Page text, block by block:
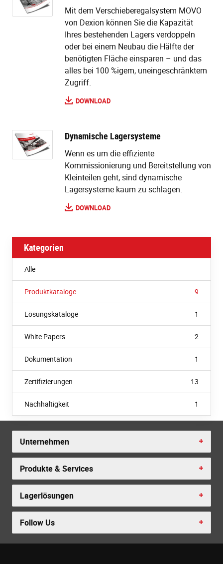
Mit dem Verschieberegalsystem MOVO
von Dexion können Sie die Kapazität
Ihres bestehenden Lagers verdoppeln
oder bei einem Neubau die Hälfte der
benötigten Fläche einsparen – und das
alles bei 100 %igem, uneingeschränktem
Zugriff.
DOWNLOAD
Dynamische Lagersysteme
Wenn es um die effiziente
Kommissionierung und Bereitstellung von
Kleinteilen geht, sind dynamische
Lagersysteme kaum zu schlagen.
DOWNLOAD
Kategorien
Alle
Produktkataloge 9
Lösungskataloge 1
White Papers 2
Dokumentation 1
Zertifizierungen 13
Nachhaltigkeit 1
Unternehmen
Produkte & Services
Lagerlösungen
Follow Us